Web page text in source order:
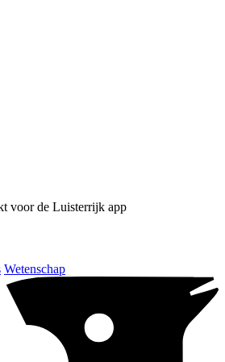
voor de Luisterrijk app
Wetenschap